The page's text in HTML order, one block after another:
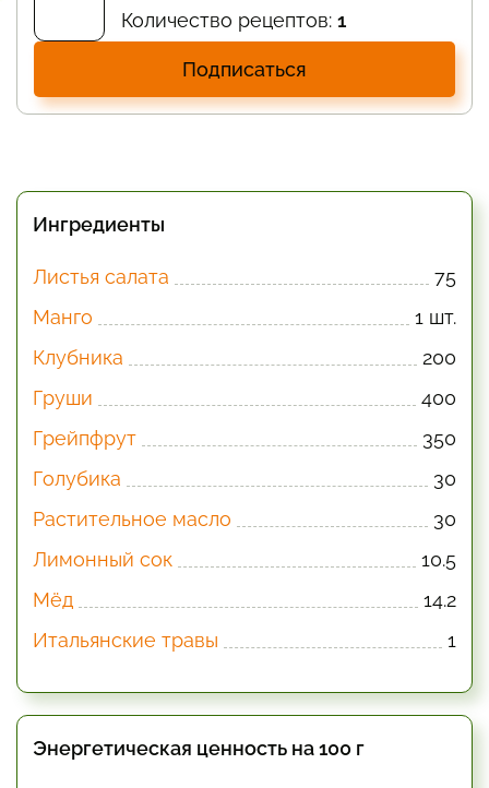
Количество рецептов: 1
Подписаться
Ингредиенты
Листья салата
75
Манго
1 шт.
Клубника
200
Груши
400
Грейпфрут
350
Голубика
30
Растительное масло
30
Лимонный сок
10.5
Мёд
14.2
Итальянские травы
1
Энергетическая ценность на 100 г